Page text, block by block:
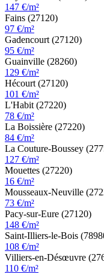
147 €/m²
Fains (27120)
97 €/m²
Gadencourt (27120)
95 €/m²
Guainville (28260)
129 €/m²
Hécourt (27120)
101 €/m²
L'Habit (27220)
78 €/m²
La Boissière (27220)
84 €/m²
La Couture-Boussey
127 €/m²
Mouettes (27220)
16 €/m²
Mousseaux-Neuville
73 €/m²
Pacy-sur-Eure (27120)
148 €/m²
Saint-Illiers-le-Bois
108 €/m²
Villiers-en-Désœuvre
110 €/m²